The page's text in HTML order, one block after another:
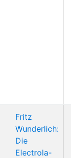
Fritz
Wunderlich:
Die
Electrola-